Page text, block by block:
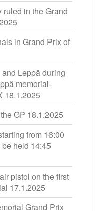
in the Grand
in Grand Prix of
Leppä during
memorial-
18.1.2025
GP 18.1.2025
from 16:00
held 14:45
pistol on the first
17.1.2025
Grand Prix